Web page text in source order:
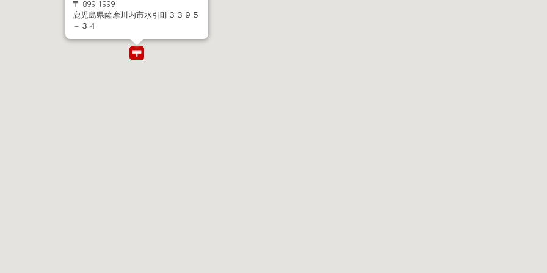
〒 899-1999
鹿児島県薩摩川内市水引町３３９５
－３４